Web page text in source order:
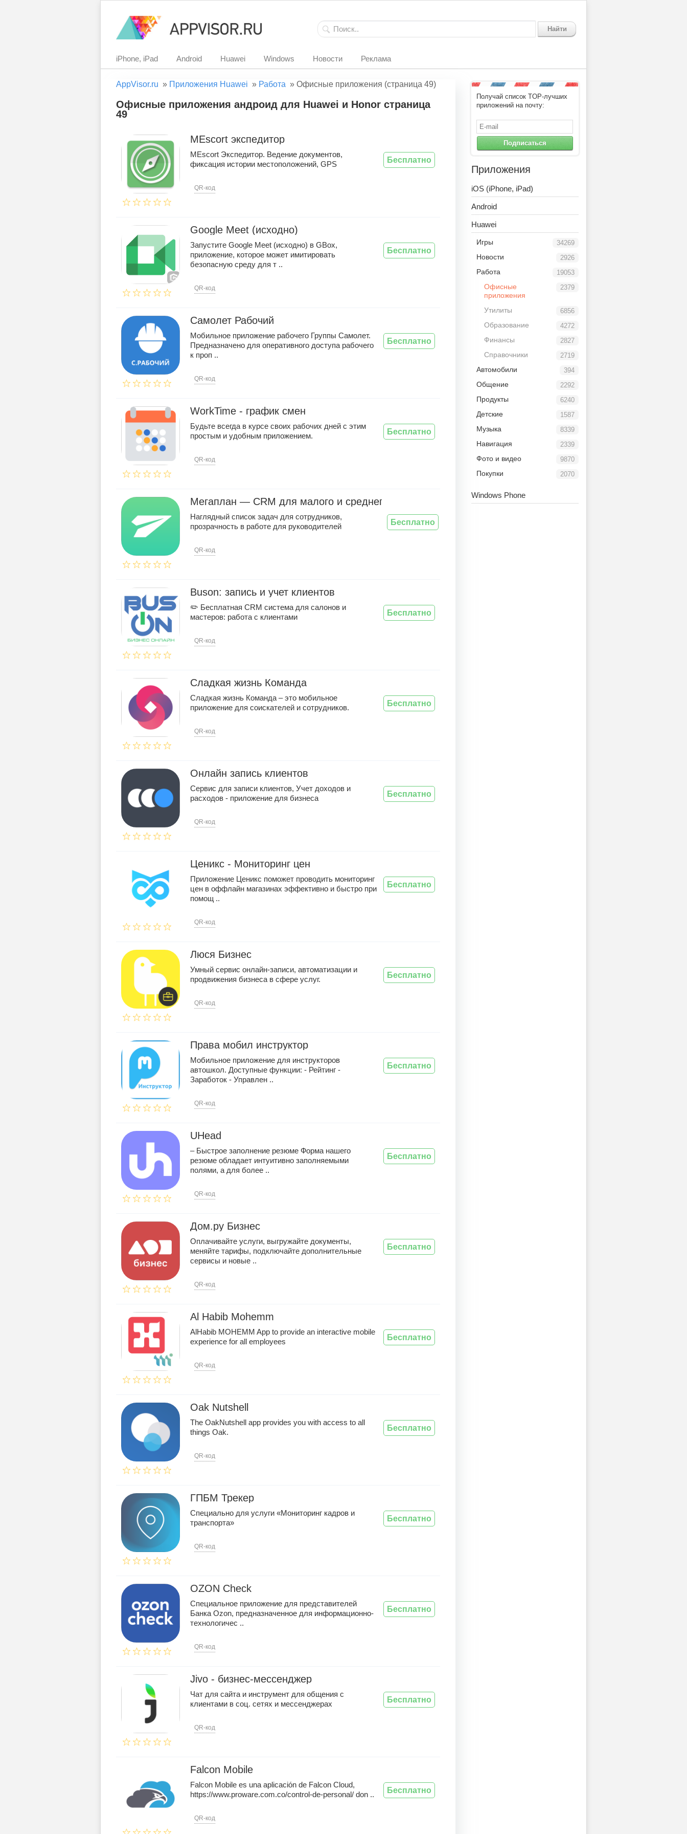
Найти
iPhone, iPad Android Huawei Windows Новости Реклама
AppVisor.ru » Приложения Huawei » Работа » Офисные приложения (страница 49)
Офисные приложения андроид для Huawei и Honor страница
49
MEscort экспедитор
MEscort Экспедитор. Ведение документов,
фиксация истории местоположений, GPS
QR-код
Бесплатно
Google Meet (исходно)
Запустите Google Meet (исходно) в GBox,
приложение, которое может имитировать
безопасную среду для т ..
QR-код
Бесплатно
Самолет Рабочий
Мобильное приложение рабочего Группы Самолет.
Предназначено для оперативного доступа рабочего
к проп ..
QR-код
Бесплатно
WorkTime - график смен
Будьте всегда в курсе своих рабочих дней с этим
простым и удобным приложением.
QR-код
Бесплатно
Мегаплан — CRM для малого и среднего бизнеса
Наглядный список задач для сотрудников,
прозрачность в работе для руководителей
QR-код
Бесплатно
Buson: запись и учет клиентов
✏️ Бесплатная CRM система для салонов и
мастеров: работа с клиентами
QR-код
Бесплатно
Сладкая жизнь Команда
Сладкая жизнь Команда – это мобильное
приложение для соискателей и сотрудников.
QR-код
Бесплатно
Онлайн запись клиентов
Сервис для записи клиентов, Учет доходов и
расходов - приложение для бизнеса
QR-код
Бесплатно
Ценикс - Мониторинг цен
Приложение Ценикс поможет проводить мониторинг
цен в оффлайн магазинах эффективно и быстро при
помощ ..
QR-код
Бесплатно
Люся Бизнес
Умный сервис онлайн-записи, автоматизации и
продвижения бизнеса в сфере услуг.
QR-код
Бесплатно
Права мобил инструктор
Мобильное приложение для инструкторов
автошкол. Доступные функции: - Рейтинг -
Заработок - Управлен ..
QR-код
Бесплатно
UHead
– Быстрое заполнение резюме Форма нашего
резюме обладает интуитивно заполняемыми
полями, а для более ..
QR-код
Бесплатно
Дом.ру Бизнес
Оплачивайте услуги, выгружайте документы,
меняйте тарифы, подключайте дополнительные
сервисы и новые ..
QR-код
Бесплатно
Al Habib Mohemm
AlHabib MOHEMM App to provide an interactive mobile
experience for all employees
QR-код
Бесплатно
Oak Nutshell
The OakNutshell app provides you with access to all
things Oak.
QR-код
Бесплатно
ГПБМ Трекер
Специально для услуги «Мониторинг кадров и
транспорта»
QR-код
Бесплатно
OZON Check
Специальное приложение для представителей
Банка Ozon, предназначенное для информационно-
технологичес ..
QR-код
Бесплатно
Jivo - бизнес-мессенджер
Чат для сайта и инструмент для общения с
клиентами в соц. сетях и мессенджерах
QR-код
Бесплатно
Falcon Mobile
Falcon Mobile es una aplicación de Falcon Cloud,
https://www.proware.com.co/control-de-personal/ don ..
QR-код
Бесплатно
Получай список TOP-лучших
приложений на почту:
Подписаться
Приложения
iOS (iPhone, iPad)
Android
Huawei
34269
Игры
2926
Новости
19053
Работа
2379
Офисные
приложения
6856
Утилиты
4272
Образование
2827
Финансы
2719
Справочники
394
Автомобили
2292
Общение
6240
Продукты
1587
Детские
8339
Музыка
2339
Навигация
9870
Фото и видео
2070
Покупки
Windows Phone